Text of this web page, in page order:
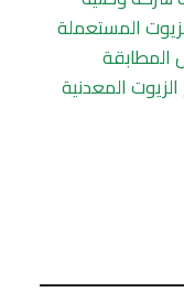
المستعملة
المطابقة
المعدنية